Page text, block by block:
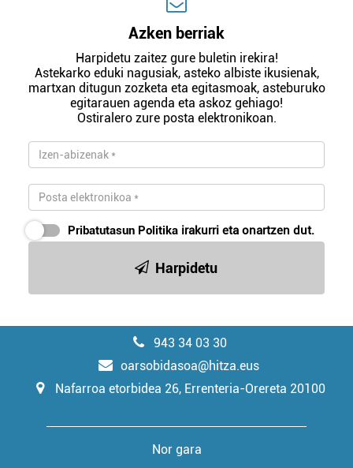
Azken berriak
Harpidetu zaitez gure buletin irekira!
Astekarko eduki nagusiak, asteko albiste ikusienak,
martxan ditugun zozketa eta egitasmoak, asteburuko
egitarauen agenda eta askoz gehiago!
Ostiralero zure posta elektronikoan.
Pribatutasun Politika irakurri eta onartzen dut.
Harpidetu
943 34 03 30
oarsobidasoa@hitza.eus
Nafarroa etorbidea 26, Errenteria-Orereta 20100
Nor gara